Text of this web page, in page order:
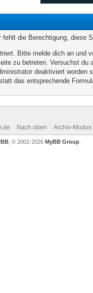
die Berechtigung, diese
Bitte melde dich an und
zu betreten. Versuchst
deaktiviert worden
das entsprechende
Nach oben Archiv-Modus
, © 2002-2026 MyBB Group.